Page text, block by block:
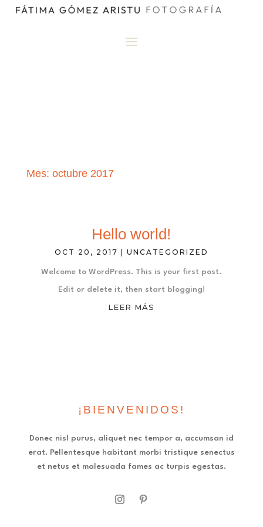
Mes: octubre 2017
Hello world!
OCT 20, 2017 UNCATEGORIZED
Welcome to WordPress. This is your first post.
Edit or delete it, then start blogging!
LEER MÁS
¡BIENVENIDOS!
Donec nisl purus, aliquet nec tempor a, accumsan id
erat. Pellentesque habitant morbi tristique senectus
et netus et malesuada fames ac turpis egestas.